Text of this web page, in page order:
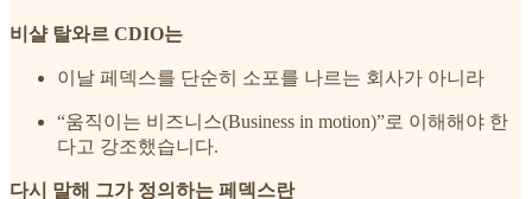
비샬 탈와르 CDIO는
이날 페덱스를 단순히 소포를 나르는 회사가 아니라
“움직이는 비즈니스(Business in motion)”로 이해해야 한
다고 강조했습니다.
다시 말해 그가 정의하는 페덱스란